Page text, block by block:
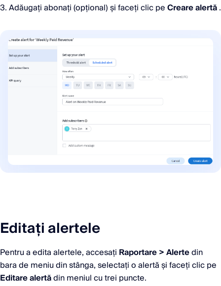
3. Adăugați abonați (opțional) și faceți clic peCreare alertă.
Editați alertele
Pentru a edita alertele, accesați Raportare > Alertedin
bara de meniu din stânga, selectați o alertă și faceți clic pe
Editare alertădin meniul cu trei puncte.